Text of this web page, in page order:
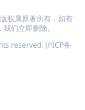
权属原著所有，如有
们立即删除。
reserved.沪ICP备